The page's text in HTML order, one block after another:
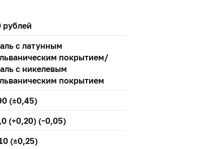
рублей
с латунным
покрытием/
с никелевым
покрытием
(±0,45)
(+0,20) (–0,05)
(±0,25)